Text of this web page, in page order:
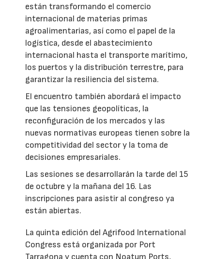
están transformando el comercio
internacional de materias primas
agroalimentarias, así como el papel de la
logística, desde el abastecimiento
internacional hasta el transporte marítimo,
los puertos y la distribución terrestre, para
garantizar la resiliencia del sistema.
El encuentro también abordará el impacto
que las tensiones geopolíticas, la
reconfiguración de los mercados y las
nuevas normativas europeas tienen sobre la
competitividad del sector y la toma de
decisiones empresariales.
Las sesiones se desarrollarán la tarde del 15
de octubre y la mañana del 16. Las
inscripciones para asistir al congreso ya
están abiertas.
La quinta edición del Agrifood International
Congress está organizada por Port
Tarragona y cuenta con Noatum Ports,